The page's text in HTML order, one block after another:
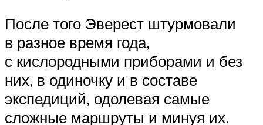
После того Эверест штурмовали
в разное время года,
с кислородными приборами и без
них, в одиночку и в составе
экспедиций, одолевая самые
сложные маршруты и минуя их.